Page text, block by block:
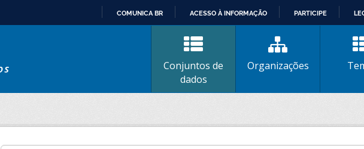
CONTEÚDO
COMUNICA BR ACESSO À INFORMAÇÃO PARTICIPE
Conjuntos de
dados
Organizações